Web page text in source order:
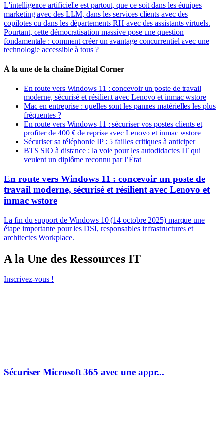
L'intelligence artificielle est partout, que ce soit dans les équipes
marketing avec des LLM, dans les services clients avec des
copilotes ou dans les départements RH avec des assistants virtuels.
Pourtant, cette démocratisation massive pose une question
fondamentale : comment créer un avantage concurrentiel avec une
technologie accessible à tous ?
À la une de la chaîne Digital Corner
En route vers Windows 11 : concevoir un poste de travail
moderne, sécurisé et résilient avec Lenovo et inmac wstore
Mac en entreprise : quelles sont les pannes matérielles les plus
fréquentes ?
En route vers Windows 11 : sécuriser vos postes clients et
profiter de 400 € de reprise avec Lenovo et inmac wstore
Sécuriser sa téléphonie IP : 5 failles critiques à anticiper
BTS SIO à distance : la voie pour les autodidactes IT qui
veulent un diplôme reconnu par l’État
En route vers Windows 11 : concevoir un poste de
travail moderne, sécurisé et résilient avec Lenovo et
inmac wstore
La fin du support de Windows 10 (14 octobre 2025) marque une
étape importante pour les DSI, responsables infrastructures et
architectes Workplace.
A la Une des Ressources IT
Inscrivez-vous !
Sécuriser Microsoft 365 avec une appr...